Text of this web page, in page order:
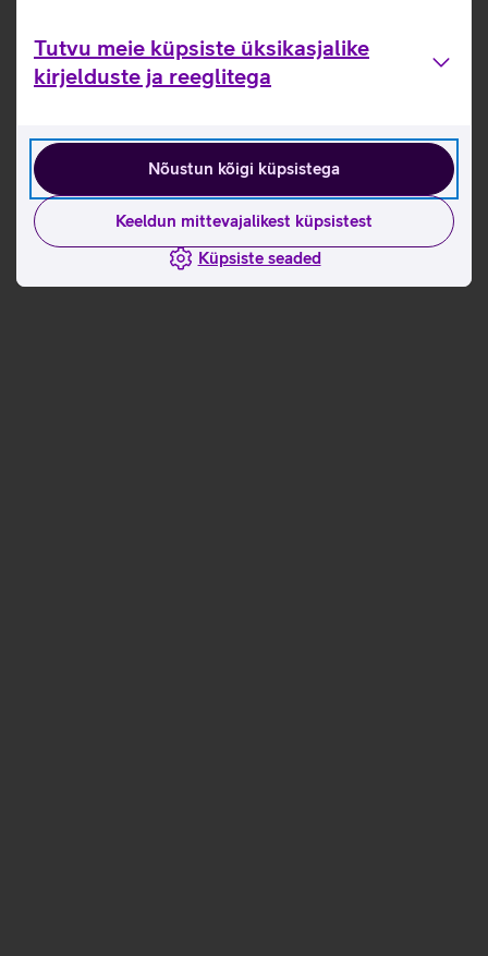
Tutvu meie küpsiste üksikasjalike
kirjelduste ja reeglitega
Nõustun kõigi küpsistega
Keeldun mittevajalikest küpsistest
Küpsiste seaded